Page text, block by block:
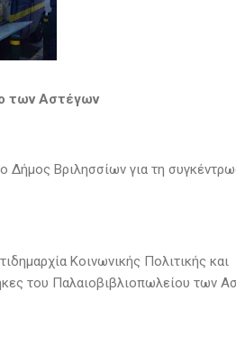
των Αστέγων
Δήμος Βριλησσίων για τη
Κοινωνικής Πολιτικής και
του Παλαιοβιβλιοπωλείου των